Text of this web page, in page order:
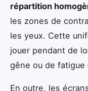
répartition
les zones de
les yeux. Cette
jouer pendant de
gêne ou de fatigue
En outre, les